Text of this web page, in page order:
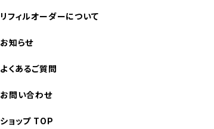
リフィルオーダーについて
お知らせ
よくあるご質問
お問い合わせ
ショップ TOP